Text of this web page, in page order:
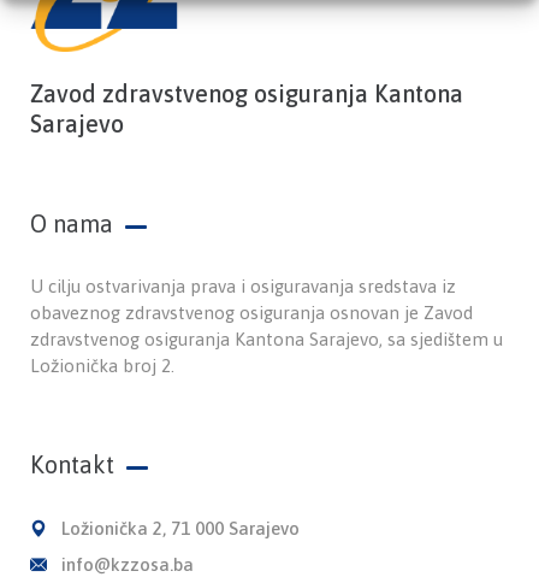
Zavod zdravstvenog osiguranja Kantona
Sarajevo
O nama
U cilju ostvarivanja prava i osiguravanja sredstava iz
obaveznog zdravstvenog osiguranja osnovan je Zavod
zdravstvenog osiguranja Kantona Sarajevo, sa sjedištem u
Ložionička broj 2.
Kontakt
Ložionička 2, 71 000 Sarajevo
info@kzzosa.ba